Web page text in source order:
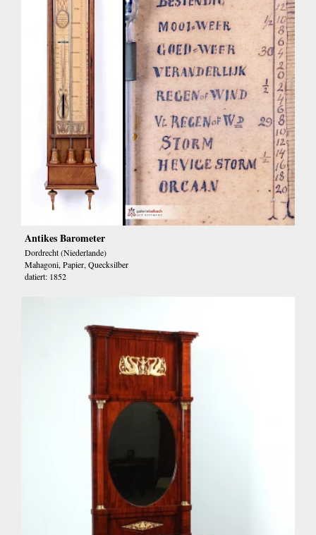
Antikes Barometer
Dordrecht (Niederlande)
Mahagoni, Papier, Quecksilber
datiert: 1852